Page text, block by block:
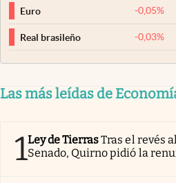
Euro -0,05%
Real brasileño -0,03%
Las más leídas de
1Ley de TierrasTras el revés
Senado, Quirno pidió la